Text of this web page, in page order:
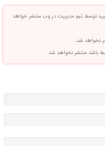
توسط تیم مدیریت در وب منتشر خواهد
نخواهد شد.
باشد منتشر نخواهد شد.